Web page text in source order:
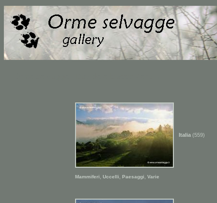
Italia (559)
Mammiferi Uccelli Paesaggi Varie